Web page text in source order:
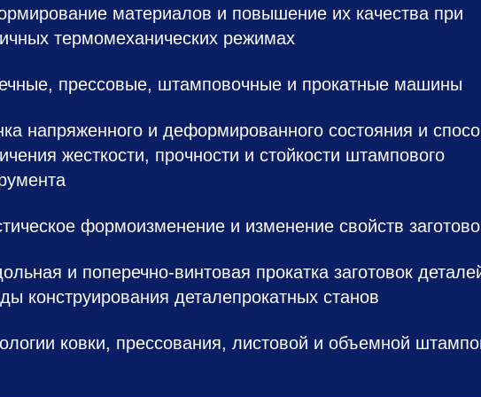
материалов и повышение их качества при
термомеханических режимах
прессовые, штамповочные и прокатные машины
напряженного и деформированного состояния и
жесткости, прочности и стойкости штампового
формоизменение и изменение свойств
и поперечно-винтовая прокатка заготовок
конструирования деталепрокатных станов
ковки, прессования, листовой и объемной